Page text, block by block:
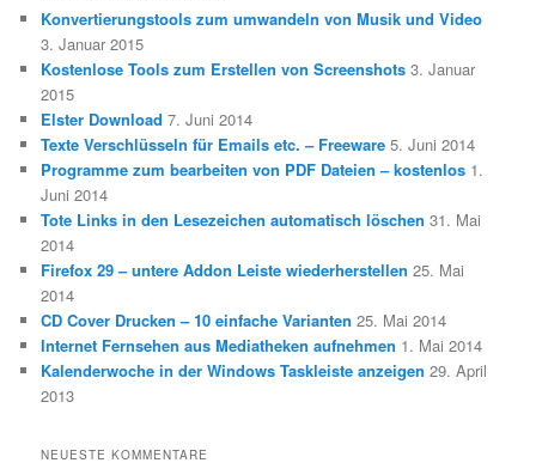
Konvertierungstools zum umwandeln von Musik und Video
3. Januar 2015
Kostenlose Tools zum Erstellen von Screenshots 3. Januar
2015
Elster Download 7. Juni 2014
Texte Verschlüsseln für Emails etc. – Freeware 5. Juni 2014
Programme zum bearbeiten von PDF Dateien – kostenlos 1.
Juni 2014
Tote Links in den Lesezeichen automatisch löschen 31. Mai
2014
Firefox 29 – untere Addon Leiste wiederherstellen 25. Mai
2014
CD Cover Drucken – 10 einfache Varianten 25. Mai 2014
Internet Fernsehen aus Mediatheken aufnehmen 1. Mai 2014
Kalenderwoche in der Windows Taskleiste anzeigen 29. April
2013
NEUESTE KOMMENTARE